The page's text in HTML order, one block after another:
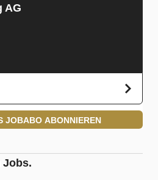
AG
JOBABO ABONNIEREN
Jobs.